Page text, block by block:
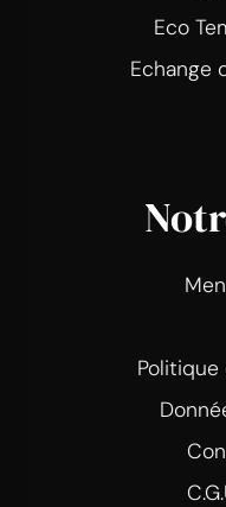
Eco
Echange